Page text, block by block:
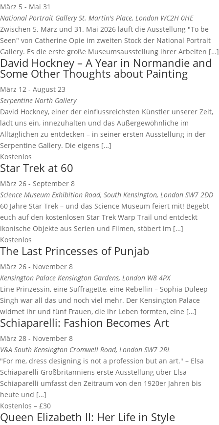
März 5 - Mai 31
National Portrait GallerySt. Martin's Place, London WC2H 0HE
Zwischen 5. März und 31. Mai 2026 läuft die Ausstellung "To be
Seen" von Catherine Opie im zweiten Stock der National Portrait
Gallery. Es die erste große Museumsausstellung ihrer Arbeiten […]
David Hockney – A Year in Normandie and
Some Other Thoughts about Painting
März 12 - August 23
Serpentine North Gallery
David Hockney, einer der einflussreichsten Künstler unserer Zeit,
lädt uns ein, innezuhalten und das Außergewöhnliche im
Alltäglichen zu entdecken – in seiner ersten Ausstellung in der
Serpentine Gallery. Die eigens […]
Kostenlos
Star Trek at 60
März 26 - September 8
Science Museum Exhibition Road, South Kensington, London SW7 2DD
60 Jahre Star Trek – und das Science Museum feiert mit! Begebt
euch auf den kostenlosen Star Trek Warp Trail und entdeckt
ikonische Objekte aus Serien und Filmen, stöbert im […]
Kostenlos
The Last Princesses of Punjab
März 26 - November 8
Kensington Palace Kensington Gardens, London W8 4PX
Eine Prinzessin, eine Suffragette, eine Rebellin – Sophia Duleep
Singh war all das und noch viel mehr. Der Kensington Palace
widmet ihr und fünf Frauen, die ihr Leben formten, eine […]
Schiaparelli: Fashion Becomes Art
März 28 - November 8
V&A South Kensington Cromwell Road, London SW7 2RL
"For me, dress designing is not a profession but an art." – Elsa
Schiaparelli Großbritanniens erste Ausstellung über Elsa
Schiaparelli umfasst den Zeitraum von den 1920er Jahren bis
heute und […]
Kostenlos – £30
Queen Elizabeth II: Her Life in Style